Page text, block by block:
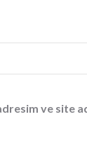
ve site